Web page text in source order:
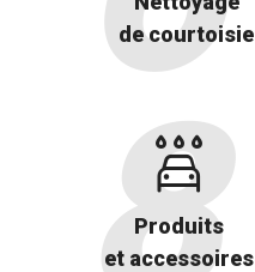
de courtoisie
Produits
et accessoires